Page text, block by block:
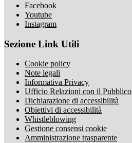
Facebook
Youtube
Instagram
Sezione Link Utili
Cookie policy
Note legali
Informativa Privacy
Ufficio Relazioni con il Pubblico
Dichiarazione di accessibilità
Obiettivi di accessibilità
Whistleblowing
Gestione consensi cookie
Amministrazione trasparente